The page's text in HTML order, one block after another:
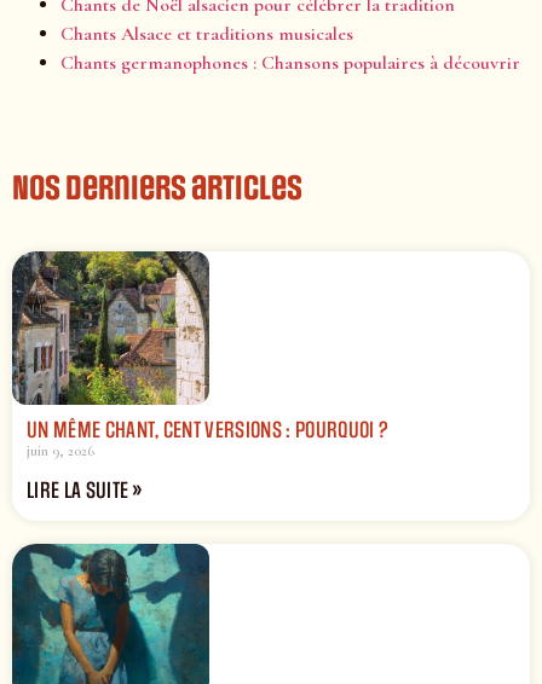
Chants Alsace et traditions musicales
Chants germanophones : Chansons populaires à découvrir
Nos derniers articles
UN MÊME CHANT, CENT VERSIONS : POURQUOI ?
juin 9, 2026
LIRE LA SUITE »